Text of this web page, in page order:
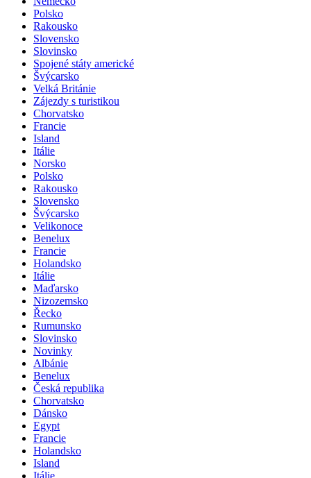
Polsko
Rakousko
Slovensko
Slovinsko
Spojené státy americké
Švýcarsko
Velká Británie
Zájezdy s turistikou
Chorvatsko
Francie
Island
Itálie
Norsko
Polsko
Rakousko
Slovensko
Švýcarsko
Velikonoce
Benelux
Francie
Holandsko
Itálie
Maďarsko
Nizozemsko
Řecko
Rumunsko
Slovinsko
Novinky
Albánie
Benelux
Česká republika
Chorvatsko
Dánsko
Egypt
Francie
Holandsko
Island
Itálie